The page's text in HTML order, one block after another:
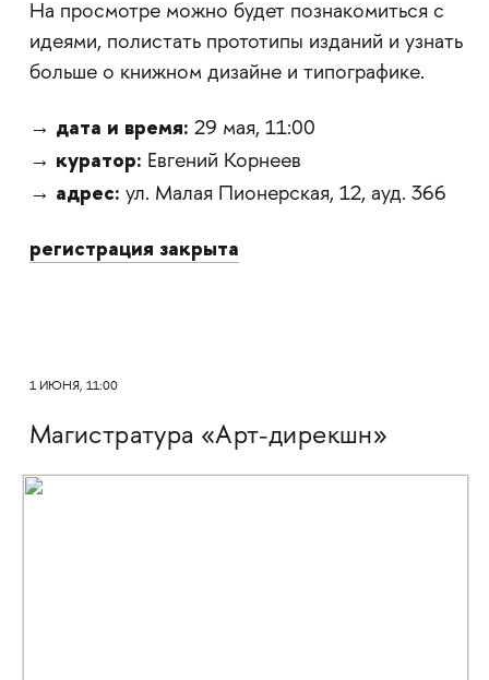
На просмотре можно будет познакомиться с
идеями, полистать прототипы изданий и узнать
больше о книжном дизайне и типографике.
→ дата и время: 29 мая, 11:00
→ куратор: Евгений Корнеев
→ адрес: ул. Малая Пионерская, 12, ауд. 366
регистрация закрыта
1 ИЮНЯ, 11:00
Магистратура «Арт-дирекшн»